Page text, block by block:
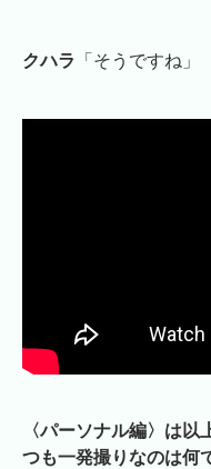
クハラ 「そうですね」
〈パーソナル編〉は
つも一発撮りなのは何